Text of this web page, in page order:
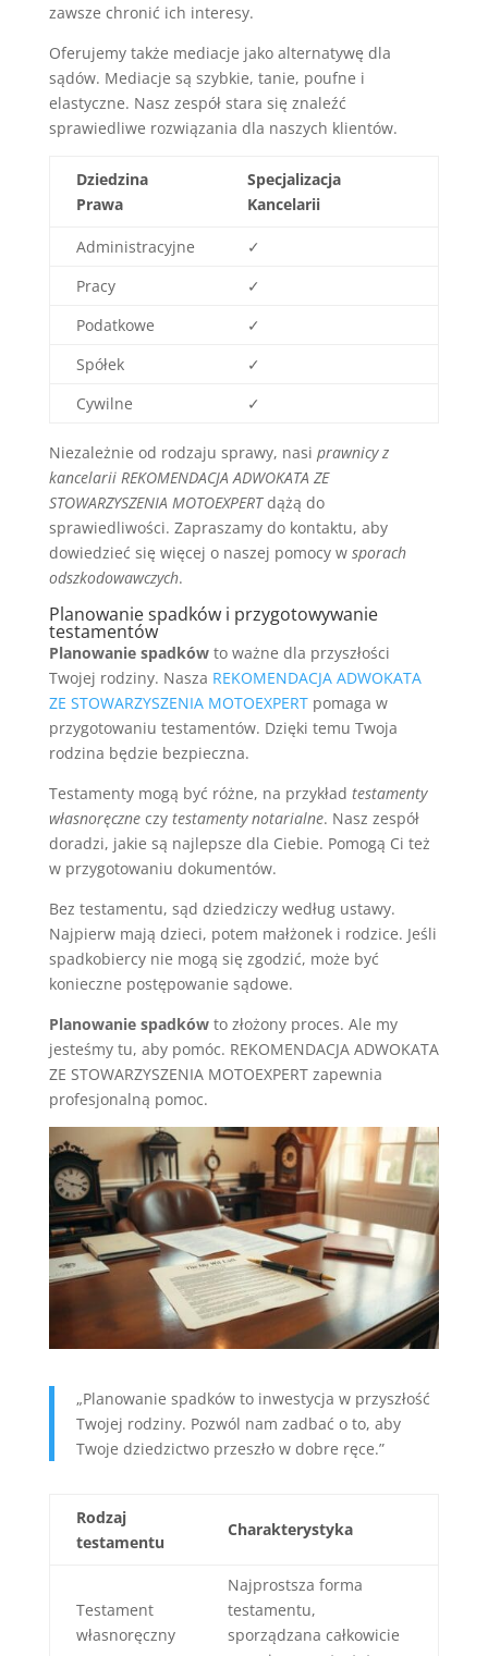
zawsze chronić ich interesy.
Oferujemy także mediacje jako alternatywę dla
sądów. Mediacje są szybkie, tanie, poufne i
elastyczne. Nasz zespół stara się znaleźć
sprawiedliwe rozwiązania dla naszych klientów.
Dziedzina
Prawa
Specjalizacja
Kancelarii
Administracyjne
✓
Pracy
✓
Podatkowe
✓
Spółek
✓
Cywilne
✓
Niezależnie od rodzaju sprawy, nasi prawnicy z
kancelarii REKOMENDACJA ADWOKATA ZE
STOWARZYSZENIA MOTOEXPERTdążą do
sprawiedliwości. Zapraszamy do kontaktu, aby
dowiedzieć się więcej o naszej pomocy w sporach
odszkodowawczych.
Planowanie spadków i przygotowywanie
testamentów
Planowanie spadkówto ważne dla przyszłości
Twojej rodziny. Nasza REKOMENDACJA ADWOKATA
ZE STOWARZYSZENIA MOTOEXPERTpomaga w
przygotowaniu testamentów. Dzięki temu Twoja
rodzina będzie bezpieczna.
Testamenty mogą być różne, na przykład testamenty
własnoręczneczy testamenty notarialne. Nasz zespół
doradzi, jakie są najlepsze dla Ciebie. Pomogą Ci też
w przygotowaniu dokumentów.
Bez testamentu, sąd dziedziczy według ustawy.
Najpierw mają dzieci, potem małżonek i rodzice. Jeśli
spadkobiercy nie mogą się zgodzić, może być
konieczne postępowanie sądowe.
Planowanie spadkówto złożony proces. Ale my
jesteśmy tu, aby pomóc. REKOMENDACJA ADWOKATA
ZE STOWARZYSZENIA MOTOEXPERT zapewnia
profesjonalną pomoc.
„Planowanie spadków to inwestycja w przyszłość
Twojej rodziny. Pozwól nam zadbać o to, aby
Twoje dziedzictwo przeszło w dobre ręce.”
Rodzaj
testamentu
Charakterystyka
Testament
własnoręczny
Najprostsza forma
testamentu,
sporządzana całkowicie